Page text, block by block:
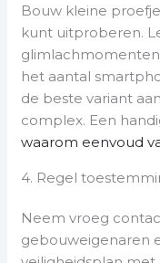
Bouw kleine
kunt uitproberen.
het aantal
de beste variant
complex. Een
waarom eenvoud
4. Regel
Neem vroeg
gebouweigenaren